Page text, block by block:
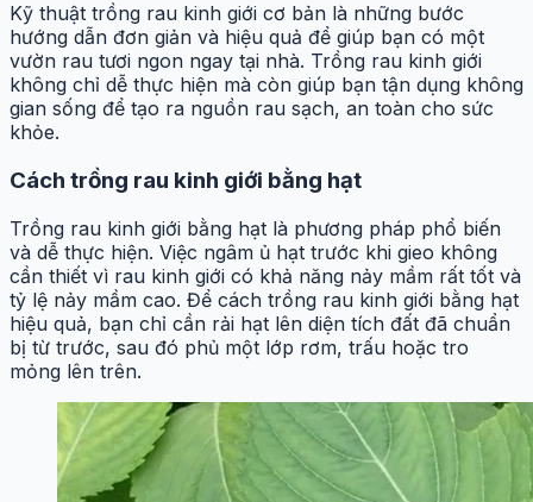
Kỹ thuật trồng rau kinh giới cơ bản là những bước
hướng dẫn đơn giản và hiệu quả để giúp bạn có một
vườn rau tươi ngon ngay tại nhà. Trồng rau kinh giới
không chỉ dễ thực hiện mà còn giúp bạn tận dụng không
gian sống để tạo ra nguồn rau sạch, an toàn cho sức
khỏe.
Cách trồng rau kinh giới bằng hạt
Trồng rau kinh giới bằng hạt là phương pháp phổ biến
và dễ thực hiện. Việc ngâm ủ hạt trước khi gieo không
cần thiết vì rau kinh giới có khả năng nảy mầm rất tốt và
tỷ lệ nảy mầm cao. Để cách trồng rau kinh giới bằng hạt
hiệu quả, bạn chỉ cần rải hạt lên diện tích đất đã chuẩn
bị từ trước, sau đó phủ một lớp rơm, trấu hoặc tro
mỏng lên trên.